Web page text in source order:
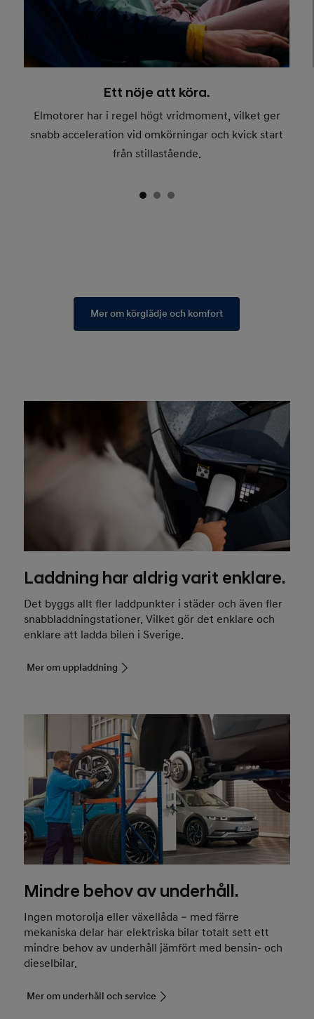
Ett nöje att köra.
Elmotorer har i regel högt vridmoment, vilket ger
snabb acceleration vid omkörningar och kvick start
från stillastående.
Mer om körglädje och komfort
Laddning har aldrig varit enklare.
Det byggs allt fler laddpunkter i städer och även fler
snabbladdningstationer. Vilket gör det enklare och
enklare att ladda bilen i Sverige.
Mer om uppladdning
Mindre behov av underhåll.
Ingen motorolja eller växellåda – med färre
mekaniska delar har elektriska bilar totalt sett ett
mindre behov av underhåll jämfört med bensin- och
dieselbilar.
Mer om underhåll och service